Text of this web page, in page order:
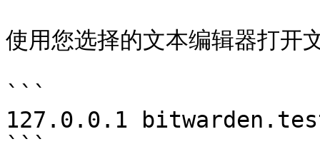
使用您选择的文本编辑器打开
```
127.0.0.1
```